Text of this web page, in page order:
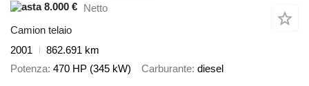
8.000 € Netto
Camion telaio
2001
862.691 km
Potenza 470 HP (345 kW) Carburante diesel